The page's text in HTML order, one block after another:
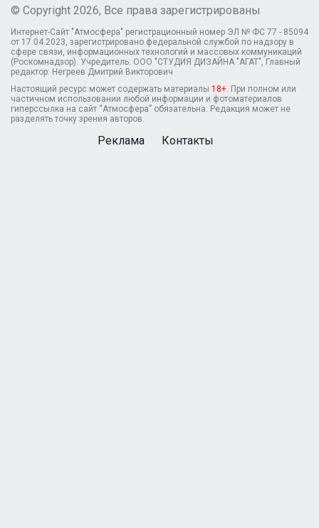
© Copyright 2026, Все права зарегистрированы
Интернет-Сайт "Атмосфера" регистрационный номер ЭЛ № ФС 77 - 85094
от 17.04.2023, зарегистрировано федеральной службой по надзору в
сфере связи, информационных технологий и массовых коммуникаций
(Роскомнадзор). Учредитель: ООО "СТУДИЯ ДИЗАЙНА "АГАТ", Главный
редактор: Негреев Дмитрий Викторович
Настоящий ресурс может содержать материалы 18+ . При полном или
частичном использовании любой информации и фотоматериалов
гиперссылка на сайт “Атмосфера” обязательна. Редакция может не
разделять точку зрения авторов.
Реклама Контакты